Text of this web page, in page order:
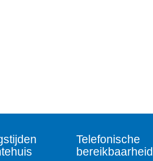
Telefonische
bereikbaarheid